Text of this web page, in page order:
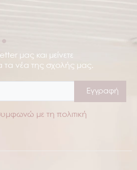
.
μας και μείνετε
τα νέα της σχολής μας.
με τη πολιτική